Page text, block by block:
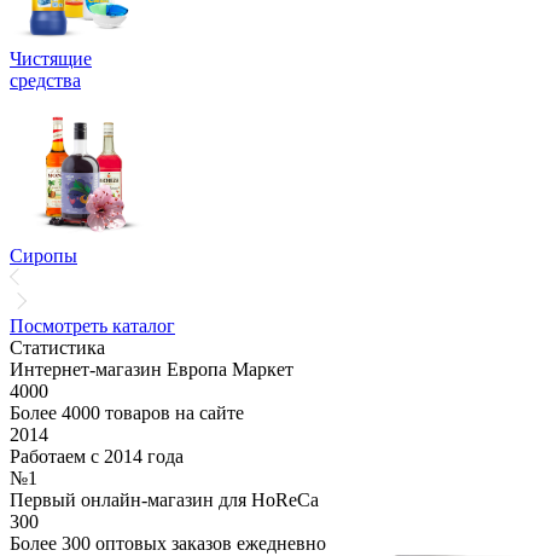
Чистящие
средства
Сиропы
Посмотреть каталог
Статистика
Интернет-магазин Европа Маркет
4000
Более 4000 товаров на сайте
2014
Работаем с 2014 года
№1
Первый онлайн-магазин для HoReCa
300
Более 300 оптовых заказов ежедневно